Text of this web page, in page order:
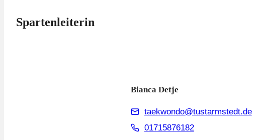
Spartenleiterin
Bianca Detje
taekwondo@tustarmstedt.de
01715876182